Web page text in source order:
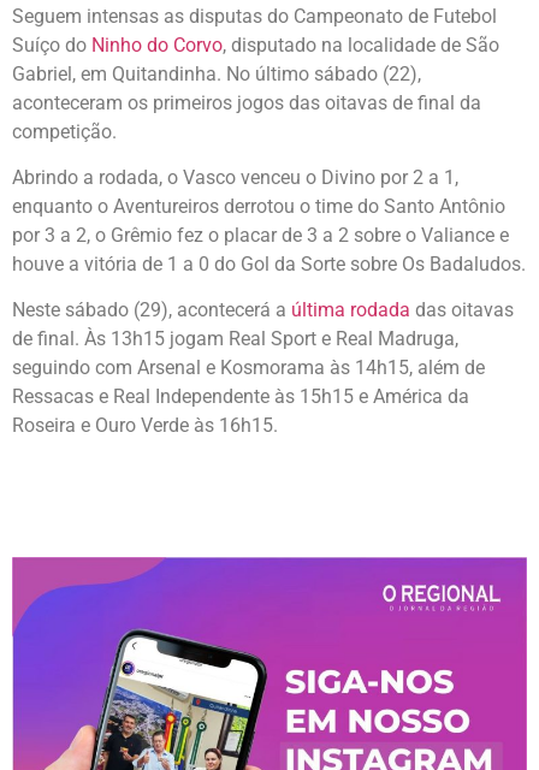
Seguem intensas as disputas do Campeonato de Futebol
Suíço do Ninho do Corvo, disputado na localidade de São
Gabriel, em Quitandinha. No último sábado (22),
aconteceram os primeiros jogos das oitavas de final da
competição.
Abrindo a rodada, o Vasco venceu o Divino por 2 a 1,
enquanto o Aventureiros derrotou o time do Santo Antônio
por 3 a 2, o Grêmio fez o placar de 3 a 2 sobre o Valiance e
houve a vitória de 1 a 0 do Gol da Sorte sobre Os Badaludos.
Neste sábado (29), acontecerá a última rodada das oitavas
de final. Às 13h15 jogam Real Sport e Real Madruga,
seguindo com Arsenal e Kosmorama às 14h15, além de
Ressacas e Real Independente às 15h15 e América da
Roseira e Ouro Verde às 16h15.